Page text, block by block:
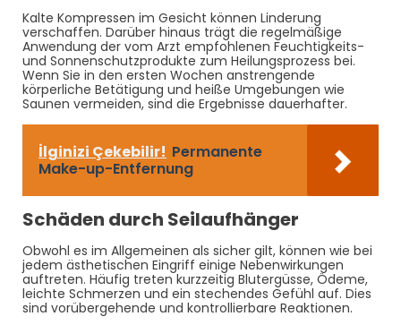
Kalte Kompressen im Gesicht können Linderung
verschaffen. Darüber hinaus trägt die regelmäßige
Anwendung der vom Arzt empfohlenen Feuchtigkeits-
und Sonnenschutzprodukte zum Heilungsprozess bei.
Wenn Sie in den ersten Wochen anstrengende
körperliche Betätigung und heiße Umgebungen wie
Saunen vermeiden, sind die Ergebnisse dauerhafter.
İlginizi Çekebilir! Permanente
Make-up-Entfernung
Schäden durch Seilaufhänger
Obwohl es im Allgemeinen als sicher gilt, können wie bei
jedem ästhetischen Eingriff einige Nebenwirkungen
auftreten. Häufig treten kurzzeitig Blutergüsse, Ödeme,
leichte Schmerzen und ein stechendes Gefühl auf. Dies
sind vorübergehende und kontrollierbare Reaktionen.